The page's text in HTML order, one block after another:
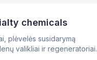
chemicals
plėvelės susidarymą
valikliai ir regeneratoriai.